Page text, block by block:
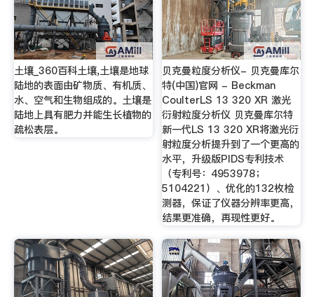
土壤_360百科土壤,土壤是地球
陆地的表面由矿物质、有机质、
水、空气和生物组成的。土壤是
陆地上具有肥力并能生长植物的
疏松表层。
贝克曼粒度分析仪- 贝克曼库尔
特(中国)官网 - Beckman
CoulterLS 13 320 XR 激光
衍射粒度分析仪 贝克曼库尔特
新一代LS 13 320 XR将激光衍
射粒度分析提升到了一个更高的
水平，升级版PIDS专利技术
（专利号：4953978；
5104221）、优化的132枚检
测器，保证了仪器分辨率更高，
结果更准确，再现性更好。